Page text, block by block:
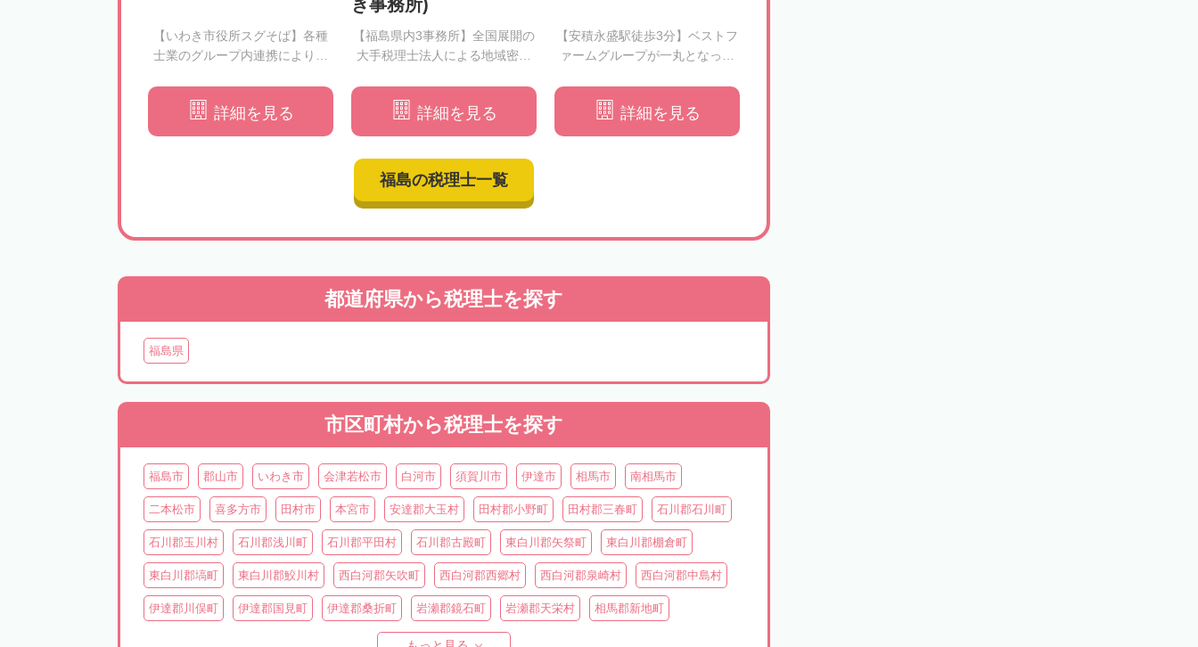
【いわき市役所スグそば】各種
士業のグループ内連携により、
詳細を見る
き事務所)
【福島県内3事務所】全国展開の
大手税理士法人による地域密着
詳細を見る
【安積永盛駅徒歩3分】ベストフ
ァームグループが一丸となって
詳細を見る
福島の税理士一覧
都道府県から税理士を探す
福島県
市区町村から税理士を探す
福島市 郡山市 いわき市 会津若松市 白河市 須賀川市 伊達市 相馬市 南相馬市
二本松市 喜多方市 田村市 本宮市 安達郡大玉村 田村郡小野町 田村郡三春町 石川郡石川町
石川郡玉川村 石川郡浅川町 石川郡平田村 石川郡古殿町 東白川郡矢祭町 東白川郡棚倉町
東白川郡塙町 東白川郡鮫川村 西白河郡矢吹町 西白河郡西郷村 西白河郡泉崎村 西白河郡中島村
伊達郡川俣町 伊達郡国見町 伊達郡桑折町 岩瀬郡鏡石町 岩瀬郡天栄村 相馬郡新地町
双葉郡大熊町